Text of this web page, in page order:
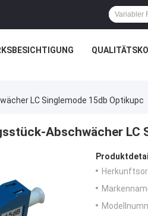
LC Singlemode 15db Optikupc
Abschwächer LC